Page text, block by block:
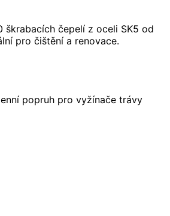
škrabacích čepelí z oceli SK5 od
pro čištění a renovace.
popruh pro vyžínače trávy